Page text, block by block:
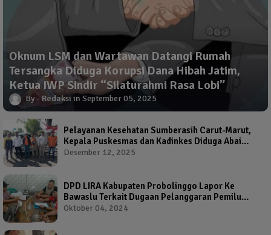
Oknum LSM dan Wartawan Datangi Rumah
Tersangka Diduga Korupsi Dana Hibah Jatim,
Ketua IWP Sindir “Silaturahmi Rasa Lobi”
Redaksi September 05, 2025
Pelayanan Kesehatan Sumberasih Carut-Marut,
Kepala Puskesmas dan Kadinkes Diduga Abai
Warga Jadi Korban
Desember 12, 2025
DPD LIRA Kabupaten Probolinggo Lapor Ke
Bawaslu Terkait Dugaan Pelanggaran Pemilu
Oleh Salah Satu Calon Wakil Bupati Probolinggo
Oktober 04, 2024